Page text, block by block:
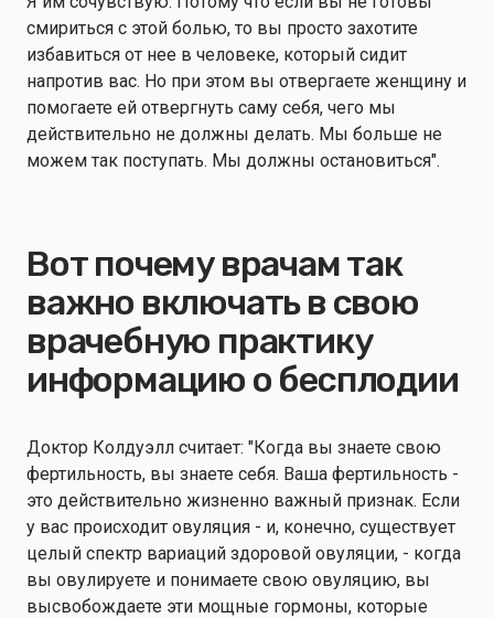
смириться с этой болью, то вы просто захотите
избавиться от нее в человеке, который сидит
напротив вас. Но при этом вы отвергаете женщину и
помогаете ей отвергнуть саму себя, чего мы
действительно не должны делать. Мы больше не
можем так поступать. Мы должны остановиться".
Вот почему врачам так
важно включать в свою
врачебную практику
информацию о бесплодии
Доктор Колдуэлл считает: "Когда вы знаете свою
фертильность, вы знаете себя. Ваша фертильность -
это действительно жизненно важный признак. Если
у вас происходит овуляция - и, конечно, существует
целый спектр вариаций здоровой овуляции, - когда
вы овулируете и понимаете свою овуляцию, вы
высвобождаете эти мощные гормоны, которые